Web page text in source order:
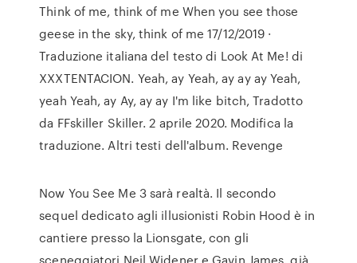
Think of me, think of me When you see those
geese in the sky, think of me 17/12/2019 ·
Traduzione italiana del testo di Look At Me! di
XXXTENTACION. Yeah, ay Yeah, ay ay ay Yeah,
yeah Yeah, ay Ay, ay ay I'm like bitch, Tradotto
da FFskiller Skiller. 2 aprile 2020. Modifica la
traduzione. Altri testi dell'album. Revenge
Now You See Me 3 sarà realtà. Il secondo
sequel dedicato agli illusionisti Robin Hood è in
cantiere presso la Lionsgate, con gli
sceneggiatori Neil Widener e Gavin James, già